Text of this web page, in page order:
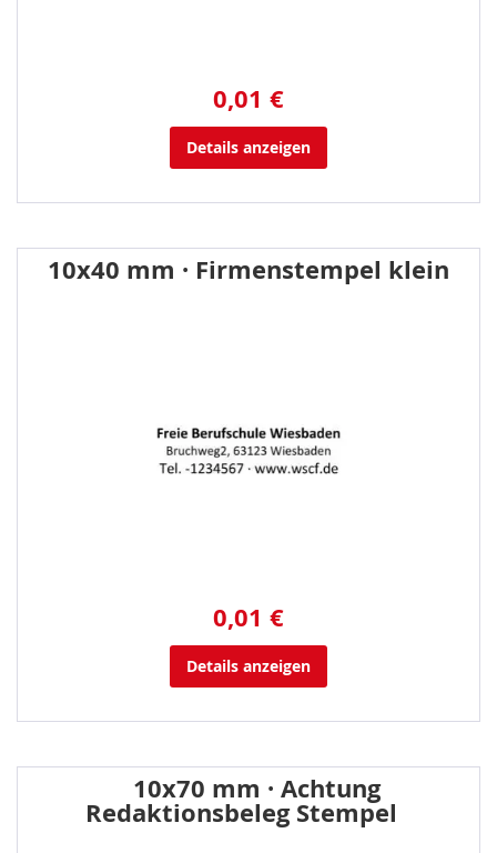
0,01 €
Details anzeigen
10x40 mm · Firmenstempel klein
0,01 €
Details anzeigen
10x70 mm · Achtung
Redaktionsbeleg Stempel